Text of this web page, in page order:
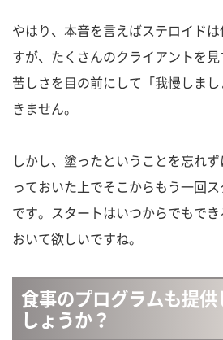
やはり、本音を言えばステロイド
すが、たくさんのクライアントを
苦しさを目の前にして「我慢しま
きません。
しかし、塗ったということを忘れ
っておいた上でそこからもう一回
です。スタートはいつからでもで
おいて欲しいですね。
食事のプログラムも提
しょうか？